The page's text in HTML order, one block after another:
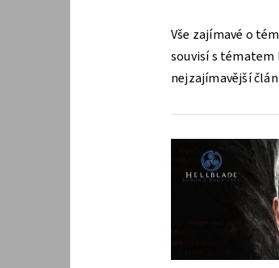
Vše zajímavé o
souvisí s tématem
nejzajímavější